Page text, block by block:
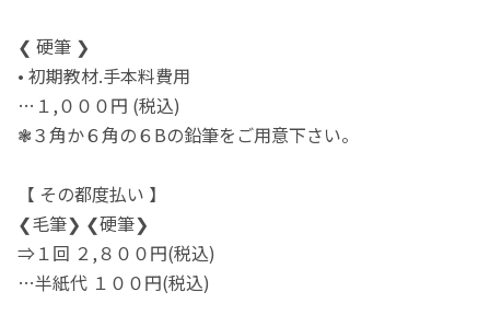
❮ 硬筆 ❯
• 初期教材.手本料費用
…１,０００円 (税込)
❃３角か６角の６Bの鉛筆をご用意下さい。
【 その都度払い 】
❮毛筆❯ ❮硬筆❯
⇒１回 ２,８００円(税込)
…半紙代 １００円(税込)